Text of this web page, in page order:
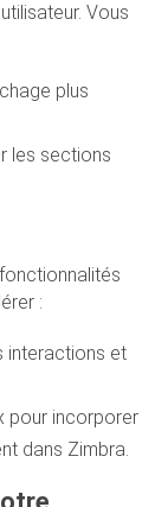
Vous
plus
les sections
:
interactions et
pour incorporer
dans Zimbra.